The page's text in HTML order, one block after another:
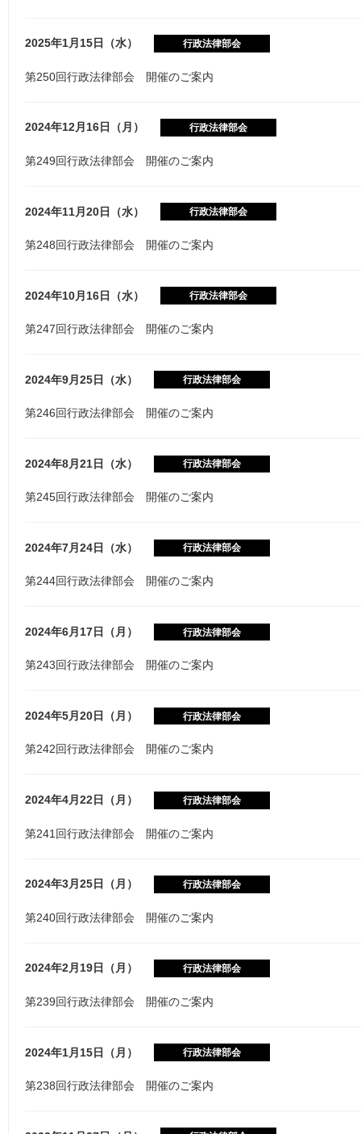
2025年1月15日（水） 行政法律部会
第250回行政法律部会 開催のご案内
2024年12月16日（月） 行政法律部会
第249回行政法律部会 開催のご案内
2024年11月20日（水） 行政法律部会
第248回行政法律部会 開催のご案内
2024年10月16日（水） 行政法律部会
第247回行政法律部会 開催のご案内
2024年9月25日（水） 行政法律部会
第246回行政法律部会 開催のご案内
2024年8月21日（水） 行政法律部会
第245回行政法律部会 開催のご案内
2024年7月24日（水） 行政法律部会
第244回行政法律部会 開催のご案内
2024年6月17日（月） 行政法律部会
第243回行政法律部会 開催のご案内
2024年5月20日（月） 行政法律部会
第242回行政法律部会 開催のご案内
2024年4月22日（月） 行政法律部会
第241回行政法律部会 開催のご案内
2024年3月25日（月） 行政法律部会
第240回行政法律部会 開催のご案内
2024年2月19日（月） 行政法律部会
第239回行政法律部会 開催のご案内
2024年1月15日（月） 行政法律部会
第238回行政法律部会 開催のご案内